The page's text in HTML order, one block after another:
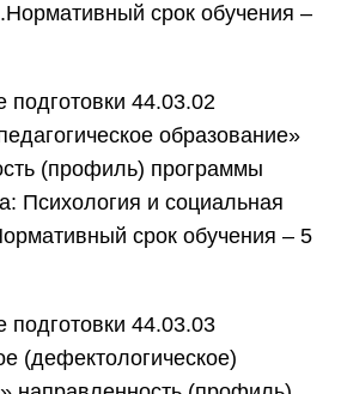
срок обучения –
подготовки 44.03.02
образование»
(профиль) программы
Психология и социальная
срок обучения – 5
подготовки 44.03.03
(дефектологическое)